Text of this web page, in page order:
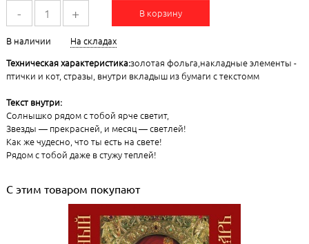
- + В корзину
В наличии
На складах
Техническая характеристика:золотая фольга,накладные элементы -
птички и кот, стразы, внутри вкладыш из бумаги с текстомм
Текст внутри:
Солнышко рядом с тобой ярче светит,
Звезды — прекрасней, и месяц — светлей!
Как же чудесно, что ты есть на свете!
Рядом с тобой даже в стужу теплей!
С этим товаром покупают